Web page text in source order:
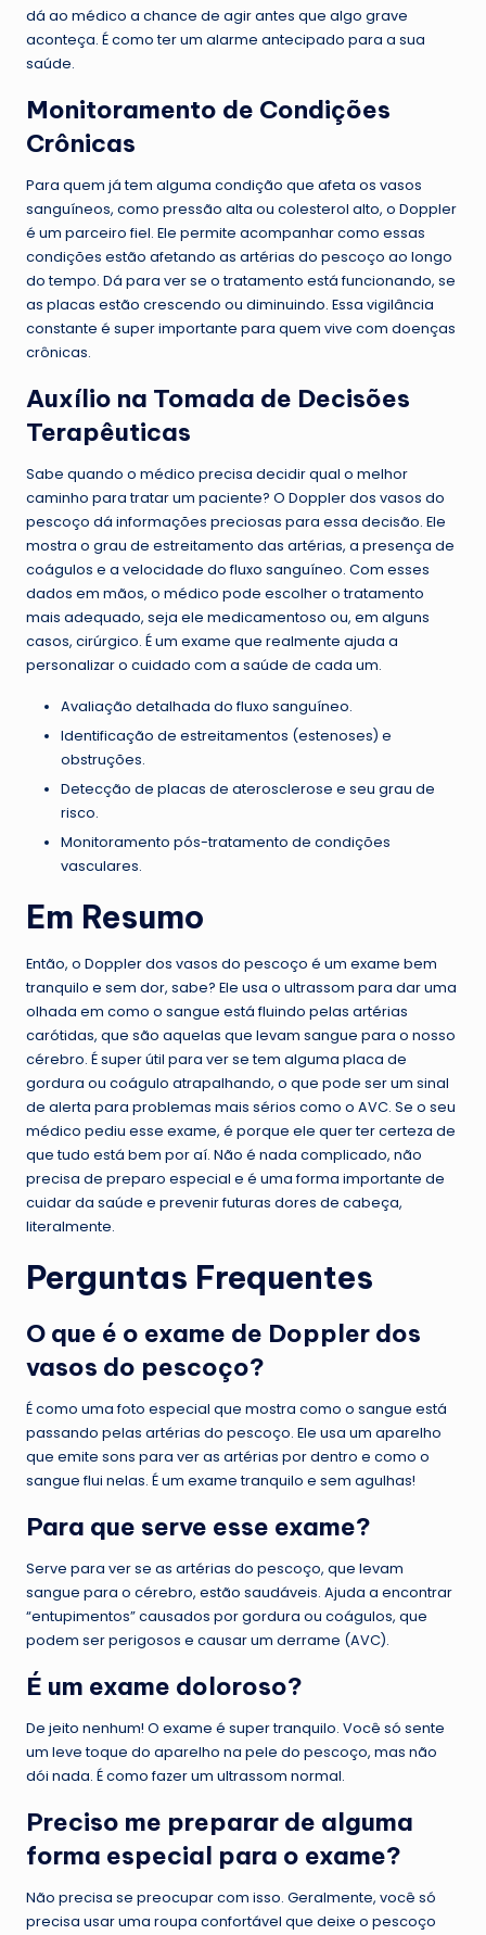
dá ao médico a chance de agir antes que algo grave
aconteça. É como ter um alarme antecipado para a sua
saúde.
Monitoramento de Condições
Crônicas
Para quem já tem alguma condição que afeta os vasos
sanguíneos, como pressão alta ou colesterol alto, o Doppler
é um parceiro fiel. Ele permite acompanhar como essas
condições estão afetando as artérias do pescoço ao longo
do tempo. Dá para ver se o tratamento está funcionando, se
as placas estão crescendo ou diminuindo. Essa vigilância
constante é super importante para quem vive com doenças
crônicas.
Auxílio na Tomada de Decisões
Terapêuticas
Sabe quando o médico precisa decidir qual o melhor
caminho para tratar um paciente? O Doppler dos vasos do
pescoço dá informações preciosas para essa decisão. Ele
mostra o grau de estreitamento das artérias, a presença de
coágulos e a velocidade do fluxo sanguíneo. Com esses
dados em mãos, o médico pode escolher o tratamento
mais adequado, seja ele medicamentoso ou, em alguns
casos, cirúrgico. É um exame que realmente ajuda a
personalizar o cuidado com a saúde de cada um.
Avaliação detalhada do fluxo sanguíneo.
Identificação de estreitamentos (estenoses) e
obstruções.
Detecção de placas de aterosclerose e seu grau de
risco.
Monitoramento pós-tratamento de condições
vasculares.
Em Resumo
Então, o Doppler dos vasos do pescoço é um exame bem
tranquilo e sem dor, sabe? Ele usa o ultrassom para dar uma
olhada em como o sangue está fluindo pelas artérias
carótidas, que são aquelas que levam sangue para o nosso
cérebro. É super útil para ver se tem alguma placa de
gordura ou coágulo atrapalhando, o que pode ser um sinal
de alerta para problemas mais sérios como o AVC. Se o seu
médico pediu esse exame, é porque ele quer ter certeza de
que tudo está bem por aí. Não é nada complicado, não
precisa de preparo especial e é uma forma importante de
cuidar da saúde e prevenir futuras dores de cabeça,
literalmente.
Perguntas Frequentes
O que é o exame de Doppler dos
vasos do pescoço?
É como uma foto especial que mostra como o sangue está
passando pelas artérias do pescoço. Ele usa um aparelho
que emite sons para ver as artérias por dentro e como o
sangue flui nelas. É um exame tranquilo e sem agulhas!
Para que serve esse exame?
Serve para ver se as artérias do pescoço, que levam
sangue para o cérebro, estão saudáveis. Ajuda a encontrar
“entupimentos” causados por gordura ou coágulos, que
podem ser perigosos e causar um derrame (AVC).
É um exame doloroso?
De jeito nenhum! O exame é super tranquilo. Você só sente
um leve toque do aparelho na pele do pescoço, mas não
dói nada. É como fazer um ultrassom normal.
Preciso me preparar de alguma
forma especial para o exame?
Não precisa se preocupar com isso. Geralmente, você só
precisa usar uma roupa confortável que deixe o pescoço